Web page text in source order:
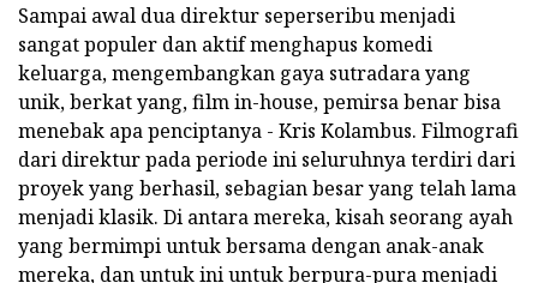
Sampai awal dua direktur seperseribu menjadi
sangat populer dan aktif menghapus komedi
keluarga, mengembangkan gaya sutradara yang
unik, berkat yang, film in-house, pemirsa benar bisa
menebak apa penciptanya - Kris Kolambus. Filmografi
dari direktur pada periode ini seluruhnya terdiri dari
proyek yang berhasil, sebagian besar yang telah lama
menjadi klasik. Di antara mereka, kisah seorang ayah
yang bermimpi untuk bersama dengan anak-anak
mereka, dan untuk ini untuk berpura-pura menjadi